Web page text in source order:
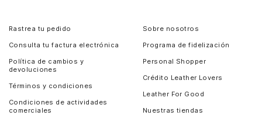
Rastrea tu pedido
Consulta tu factura electrónica
Política de cambios y
devoluciones
Términos y condiciones
Condiciones de actividades
comerciales
Sobre nosotros
Programa de fidelización
Personal Shopper
Crédito Leather Lovers
Leather For Good
Nuestras tiendas